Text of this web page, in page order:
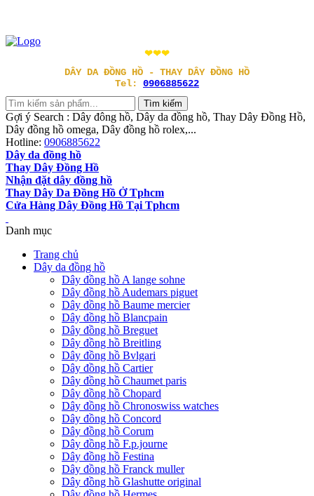
❤❤❤
DÂY DA ĐỒNG HỒ - THAY DÂY ĐỒNG HỒ
Tel: 0906885622
Gợi ý Search : Dây đông hồ, Dây da đồng hồ, Thay Dây Đồng Hồ,
Dây đồng hồ omega, Dây đồng hồ rolex,...
Hotline: 0906885622
Dây da đồng hồ
Thay Dây Đồng Hồ
Nhận đặt dây đồng hồ
Thay Dây Da Đồng Hồ Ở Tphcm
Cửa Hàng Dây Đồng Hồ Tại Tphcm
Danh mục
Trang chủ
Dây da đồng hồ
Dây đồng hồ A lange sohne
Dây đồng hồ Audemars piguet
Dây đồng hồ Baume mercier
Dây đồng hồ Blancpain
Dây đồng hồ Breguet
Dây đồng hồ Breitling
Dây đồng hồ Bvlgari
Dây đồng hồ Cartier
Dây đồng hồ Chaumet paris
Dây đồng hồ Chopard
Dây đồng hồ Chronoswiss watches
Dây đồng hồ Concord
Dây đồng hồ Corum
Dây đồng hồ F.p.journe
Dây đồng hồ Festina
Dây đồng hồ Franck muller
Dây đồng hồ Glashutte original